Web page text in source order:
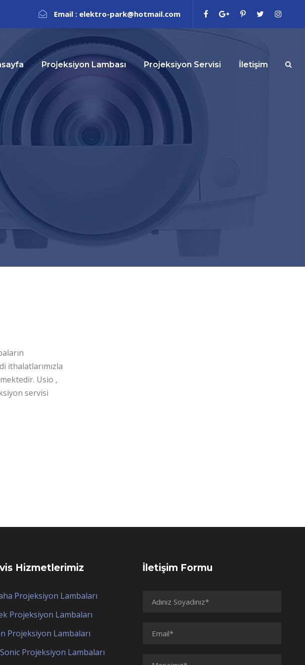
Email : elektro-park@hotmail.com
Projeksiyon Lambası Projeksiyon Servisi İletişim
ithalatlarımızla
Usio ,
servisi
Hizmetlerimiz
Projeksiyon Lambaları
Projeksiyon Lambaları
Projeksiyon Lambaları
Projeksiyon Lambaları
İletişim Formu